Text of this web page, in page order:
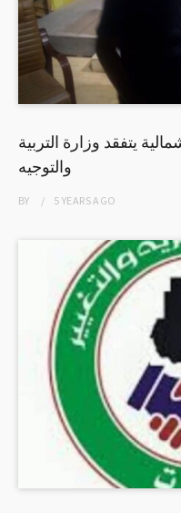
يتفقد وزارة التربية
والتوجيه
BY 5 YEARSAGO